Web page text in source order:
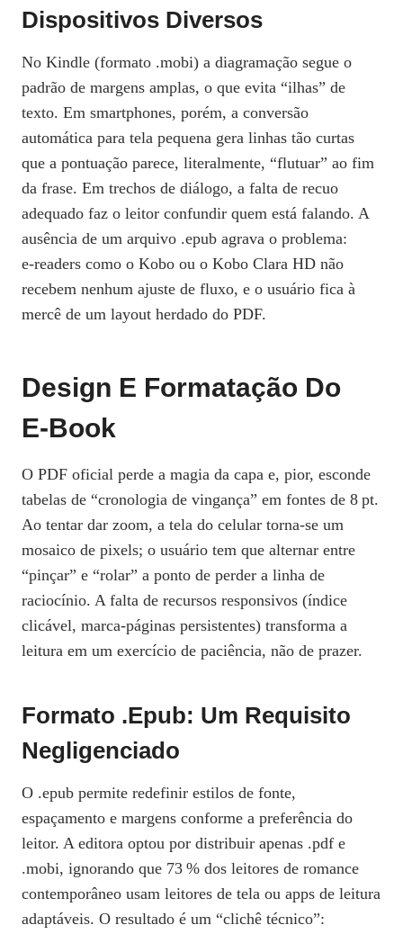
Dispositivos Diversos
No Kindle (formato .mobi) a diagramação segue o
padrão de margens amplas, o que evita “ilhas” de
texto. Em smartphones, porém, a conversão
automática para tela pequena gera linhas tão curtas
que a pontuação parece, literalmente, “flutuar” ao fim
da frase. Em trechos de diálogo, a falta de recuo
adequado faz o leitor confundir quem está falando. A
ausência de um arquivo .epub agrava o problema:
e‑readers como o Kobo ou o Kobo Clara HD não
recebem nenhum ajuste de fluxo, e o usuário fica à
mercê de um layout herdado do PDF.
Design E Formatação Do
E‑book
O PDF oficial perde a magia da capa e, pior, esconde
tabelas de “cronologia de vingança” em fontes de 8 pt.
Ao tentar dar zoom, a tela do celular torna‑se um
mosaico de pixels; o usuário tem que alternar entre
“pinçar” e “rolar” a ponto de perder a linha de
raciocínio. A falta de recursos responsivos (índice
clicável, marca‑páginas persistentes) transforma a
leitura em um exercício de paciência, não de prazer.
Formato .epub: Um Requisito
Negligenciado
O .epub permite redefinir estilos de fonte,
espaçamento e margens conforme a preferência do
leitor. A editora optou por distribuir apenas .pdf e
.mobi, ignorando que 73 % dos leitores de romance
contemporâneo usam leitores de tela ou apps de leitura
adaptáveis. O resultado é um “clichê técnico”: